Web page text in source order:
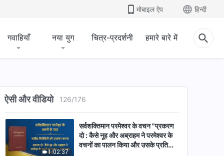
मोबाइल ऐप हिन्दी
गवाहियाँ नया युग चित्र-प्रदर्शनी हमारे बारे में
ऐसी और वीडियो 126/176
घर की व्यवस्थाओं की उपेक्षा करते हैं (भाग
वे सत्य का तिरस्कार करते हैं, सिद्धांतों की
खुलेआम धज्जियाँ उड़ाते हैं और परमेश्वर के
37:00
दो : कैसे नूह और अब्राहम ने परमेश्वर के
वचनों का पालन किया और उसके प्रति
समर्पण किया (भाग एक)" (खंड एक)
1:02:37
सर्वशक्तिमान परमेश्वर के वचन "प्रकरण
दो : कैसे नूह और अब्राहम ने परमेश्वर के
वचनों का पालन किया और उसके प्रति